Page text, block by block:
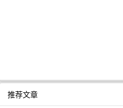
推荐文章